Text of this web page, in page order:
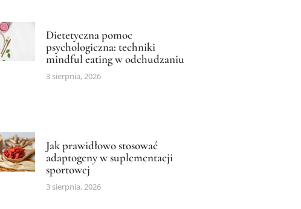
Dietetyczna pomoc
psychologiczna: techniki
mindful eating w odchudzaniu
3 sierpnia, 2026
Jak prawidłowo stosować
adaptogeny w suplementacji
sportowej
3 sierpnia, 2026